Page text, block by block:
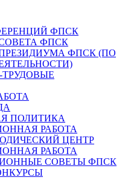
ФПСК
ФПСК
ФПСК (ПО
ПОЛИТИКА
РАБОТА
ЦЕНТР
РАБОТА
СОВЕТЫ ФПСК